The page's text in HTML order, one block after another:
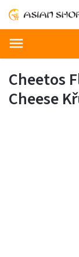
Cheetos
Cheese